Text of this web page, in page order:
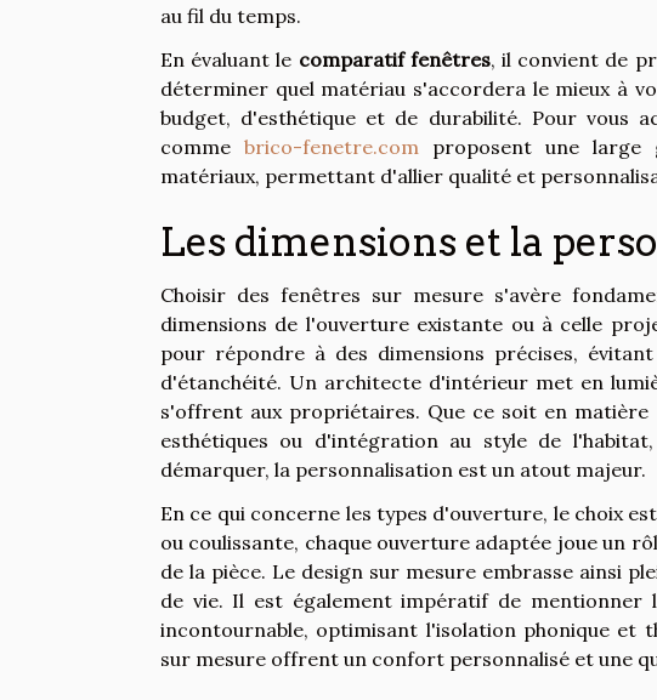
au fil du temps.
En évaluant le comparatif fenêtres, il convient de
déterminer quel matériau s'accordera le mieux à
budget, d'esthétique et de durabilité. Pour vous
comme brico-fenetre.com proposent une large
matériaux, permettant d'allier qualité et
Les dimensions et la
Choisir des fenêtres sur mesure s'avère
dimensions de l'ouverture existante ou à celle
pour répondre à des dimensions précises,
d'étanchéité. Un architecte d'intérieur met en
s'offrent aux propriétaires. Que ce soit en
esthétiques ou d'intégration au style de
démarquer, la personnalisation est un atout majeur.
En ce qui concerne les types d'ouverture, le choix
ou coulissante, chaque ouverture adaptée joue un
de la pièce. Le design sur mesure embrasse ainsi
de vie. Il est également impératif de mentionner
incontournable, optimisant l'isolation phonique et
sur mesure offrent un confort personnalisé et une